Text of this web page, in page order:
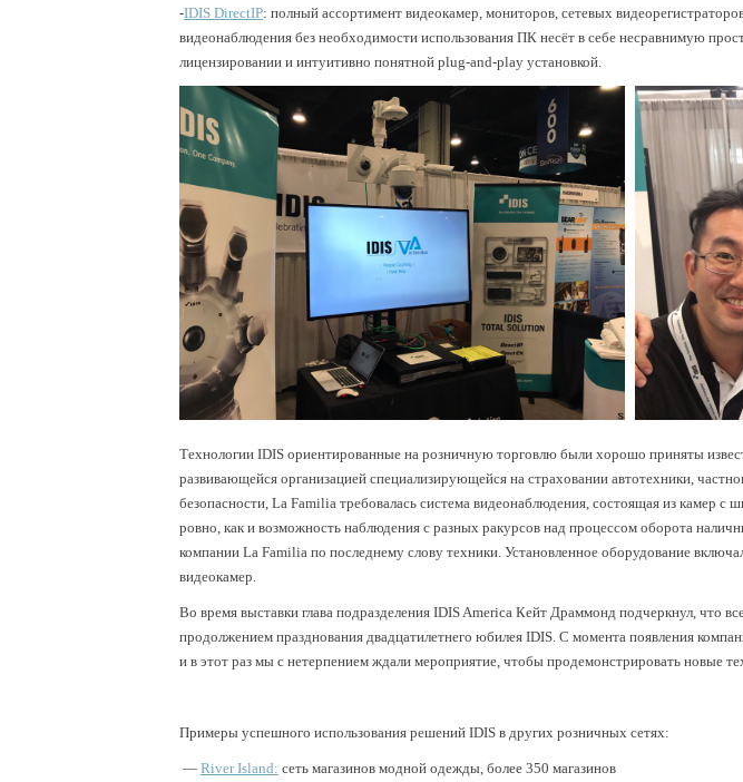
-IDIS DirectIP: полный ассортимент видеокамер, мониторов, сетевых
видеонаблюдения без необходимости использования ПК несёт в себе несравнимую
лицензировании и интуитивно понятной plug-and-play установкой.
Технологии IDIS ориентированные на розничную торговлю были хорошо приняты
развивающейся организацией специализирующейся на страховании автотехники,
безопасности, La Familia требовалась система видеонаблюдения, состоящая из камер
ровно, как и возможность наблюдения с разных ракурсов над процессом оборота
компании La Familia по последнему слову техники. Установленное оборудование
видеокамер.
Во время выставки глава подразделения IDIS America Кейт Драммонд подчеркнул, что
продолжением празднования двадцатилетнего юбилея IDIS. С момента появления
и в этот раз мы с нетерпением ждали мероприятие, чтобы продемонстрировать новые
Примеры успешного использования решений IDIS в других розничных сетях:
— River Island: сеть магазинов модной одежды, более 350 магазинов